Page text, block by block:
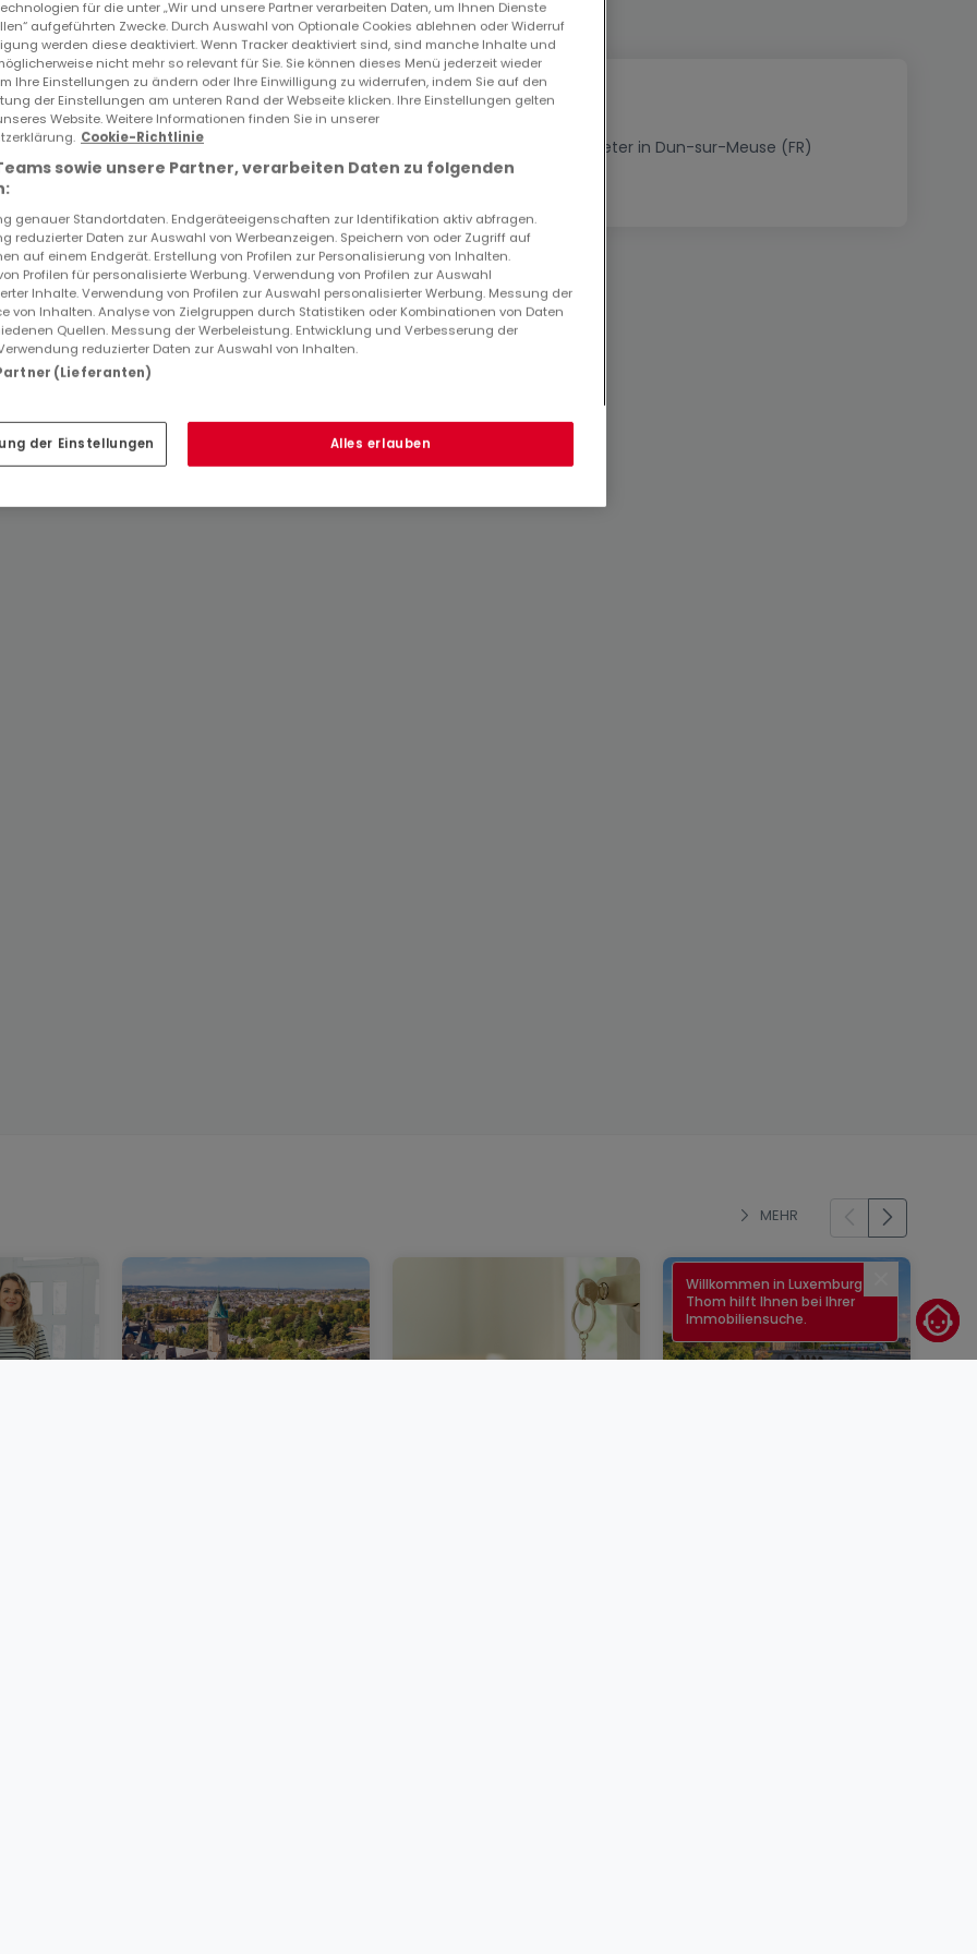
Top Suchaufträge
2 Schlafzimmer Häuser kaufen in Meuse
Immobilienanbieter in Dun-sur-Meuse (FR)
Immobilienbewertung
MEHR
Willkommen in Luxemburg!
Thom hilft Ihnen bei Ihrer
Immobiliensuche.
für die unter „Wir und unsere Partner verarbeiten Daten, um Ihnen Dienste
aufgeführten Zwecke. Durch Auswahl von Optionale Cookies ablehnen oder Widerruf
werden diese deaktiviert. Wenn Tracker deaktiviert sind, sind manche Inhalte und
nicht mehr so relevant für Sie. Sie können dieses Menü jederzeit wieder
Ihre Einstellungen zu ändern oder Ihre Einwilligung zu widerrufen, indem Sie auf den
der Einstellungen am unteren Rand der Webseite klicken. Ihre Einstellungen gelten
Website. Weitere Informationen finden Sie in unserer
Cookie-Richtlinie
sowie unsere Partner, verarbeiten Daten zu folgenden
genauer Standortdaten. Endgeräteeigenschaften zur Identifikation aktiv abfragen.
reduzierter Daten zur Auswahl von Werbeanzeigen. Speichern von oder Zugriff auf
auf einem Endgerät. Erstellung von Profilen zur Personalisierung von Inhalten.
Profilen für personalisierte Werbung. Verwendung von Profilen zur Auswahl
Inhalte. Verwendung von Profilen zur Auswahl personalisierter Werbung. Messung der
von Inhalten. Analyse von Zielgruppen durch Statistiken oder Kombinationen von Daten
Quellen. Messung der Werbeleistung. Entwicklung und Verbesserung der
reduzierter Daten zur Auswahl von Inhalten.
(Lieferanten)
der Einstellungen Alles erlauben